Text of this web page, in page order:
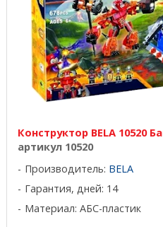
Конструктор BELA 10520
артикул 10520
Производитель: BELA
Гарантия, дней: 14
Материал: АБС-пластик